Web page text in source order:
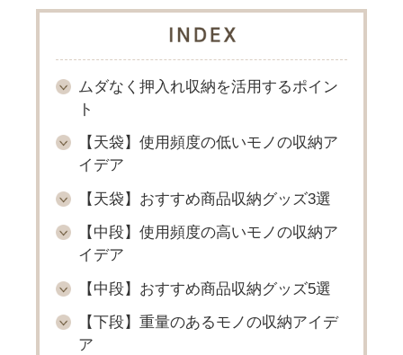
ムダなく押入れ収納を活用するポイン
ト
【天袋】使用頻度の低いモノの収納ア
イデア
【天袋】おすすめ商品収納グッズ3選
【中段】使用頻度の高いモノの収納ア
イデア
【中段】おすすめ商品収納グッズ5選
【下段】重量のあるモノの収納アイデ
ア